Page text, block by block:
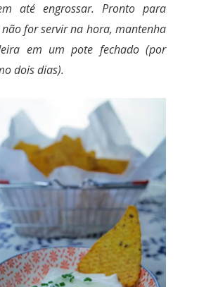
até engrossar. Pronto para
não for servir na hora, mantenha
em um pote fechado (por
dois dias).